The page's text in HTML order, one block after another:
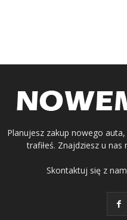
Planujesz zakup nowego
trafiłeś. Znajdziesz u
Skontaktuj się z